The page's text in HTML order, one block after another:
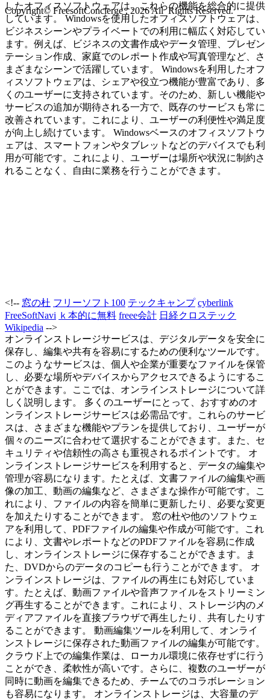
したオフィスソフトウェアは、これらの機能を総合的に提供
しています。 Windowsを使用したオフィスソフトウェアは、
ビジネスシーンやプライベートでの利用に幅広く対応してい
ます。例えば、ビジネスの文書作成やデータ管理、プレゼン
テーション作成、家庭でのレポート作成や写真管理など、さ
まざまなシーンで活躍しています。 Windowsを利用したオフ
ィスソフトウェアは、シェアや役立つ機能が豊富であり、多
くのユーザーに支持されています。そのため、新しい機能や
サービスの追加が期待される一方で、既存のサービスも常に
改善されています。これにより、ユーザーの利便性や満足度
が向上し続けています。 Windowsベースのオフィスソフトウ
ェアは、スマートフォンやタブレットなどのデバイスでも利
用が可能です。これにより、ユーザーは場所や状況に制約さ
れることなく、自由に業務を行うことができます。
<!-- 窓の杜 フリーソフト100 テックキャンプ cyberlink
FreeSoftNavi ｋ本的に無料 freee会計 日経クロステック
Wikipedia -->
オンラインストレージサービスは、デジタルデータを安全に
保存し、編集や共有を容易にするための便利なツールです。
このようなサービスは、個人や企業が重要なファイルを保管
し、必要な場所やデバイスからアクセスできるようにするこ
とができます。ここでは、オンラインストレージについて詳
しく説明します。 多くのユーザーにとって、おすすめのオ
ンラインストレージサービスは必需品です。これらのサービ
スは、さまざまな機能やプランを提供しており、ユーザーが
個々のニーズに合わせて選択することができます。また、セ
キュリティや信頼性の高さも重視されるポイントです。 オ
ンラインストレージサービスを利用すると、データの編集や
管理が容易になります。たとえば、文書ファイルの編集や画
像の加工、動画の編集など、さまざまな操作が可能です。こ
れにより、ファイルの内容を簡単に更新したり、必要な変更
を加えたりすることができます。 窓の杜や他のソフトウェ
アを利用して、PDFファイルの編集や作成が可能です。これ
により、文書やレポートなどのPDFファイルを容易に作成
し、オンラインストレージに保存することができます。ま
た、DVDからのデータのコピーも行うことができます。 オ
ンラインストレージは、ファイルの再生にも対応していま
す。たとえば、動画ファイルや音声ファイルをストリーミン
グ再生することができます。これにより、ストレージ内のメ
ディアファイルを直接ブラウザで再生したり、共有したりす
ることができます。 動画編集ツールを利用して、オンライ
ンストレージに保存された動画ファイルの編集が可能です。
クラウド上での編集作業は、ローカル環境に依存せずに行う
ことができ、柔軟性が高いです。さらに、複数のユーザーが
同時に動画を編集できるため、チームでのコラボレーション
も容易になります。 オンラインストレージは、大容量のデ
Copyright© FreesoftConcierge , 2026 All Rights Reserved.